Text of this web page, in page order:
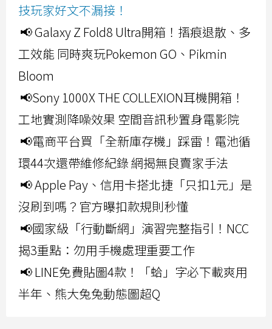
技玩家好文不漏接！
📢 Galaxy Z Fold8 Ultra開箱！摺痕退散、多
工效能 同時爽玩Pokemon GO、Pikmin
Bloom
📢Sony 1000X THE COLLEXION耳機開箱！
工地實測降噪效果 空間音訊秒置身電影院
📢電商平台買「全新庫存機」踩雷！電池循
環44次還帶維修紀錄 網揭無良賣家手法
📢 Apple Pay、信用卡搭北捷「只扣1元」是
沒刷到嗎？官方曝扣款規則秒懂
📢國家級「行動斷網」演習完整指引！NCC
揭3重點：勿用手機處理重要工作
📢 LINE免費貼圖4款！「蛤」字必下載爽用
半年、熊大兔兔動態圖超Q